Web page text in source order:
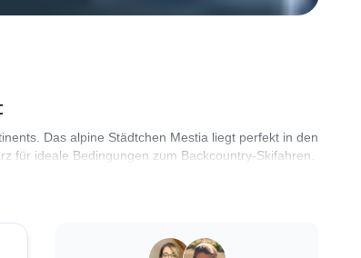
Das alpine Städtchen Mestia liegt perfekt in den
für ideale Bedingungen zum Backcountry-Skifahren.